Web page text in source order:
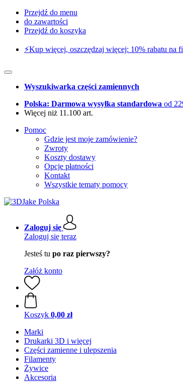
Przejdź do menu
do zawartości
Przejdź do koszyka
⚡️Kup więcej, oszczędzaj więcej: 10% rabatu na
Wyszukiwarka części zamiennych
Polska: Darmowa wysyłka standardowa od
Więcej niż 11.100 art.
Pomoc
Gdzie jest moje zamówienie?
Zwroty
Koszty dostawy
Opcje płatności
Kontakt
Wszystkie tematy pomocy
Zaloguj się
Zaloguj się teraz
Jesteś tu po raz pierwszy?
Załóż konto
Koszyk 0,00 zł
Marki
Drukarki 3D i więcej
Części zamienne i ulepszenia
Filamenty
Żywice
Akcesoria